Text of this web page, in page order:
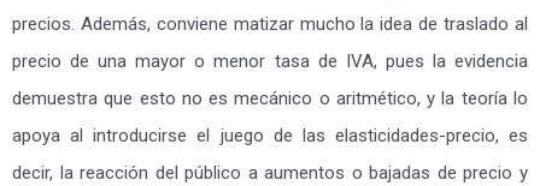
precios. Además, conviene matizar mucho la idea de traslado al
precio de una mayor o menor tasa de IVA, pues la evidencia
demuestra que esto no es mecánico o aritmético, y la teoría lo
apoya al introducirse el juego de las elasticidades-precio, es
decir, la reacción del público a aumentos o bajadas de precio y